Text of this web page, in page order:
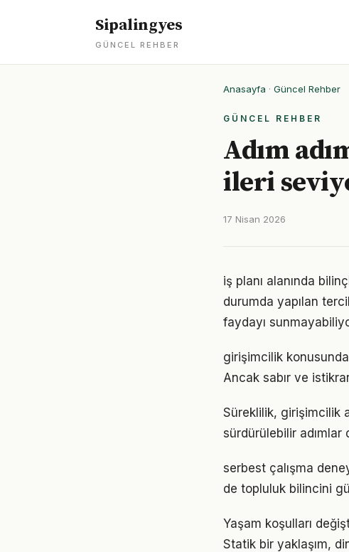
Sipalingyes
GÜNCEL REHBER
Anasayfa · Güncel Rehber
GÜNCEL REHBER
Adım
ileri
17 Nisan 2026
iş planı alanında
durumda yapılan
faydayı
girişimcilik
Ancak sabır ve
Süreklilik, girişimcilik
sürdürülebilir adımlar
serbest çalışma
de topluluk bilincini
Yaşam koşulları
Statik bir yaklaşım,